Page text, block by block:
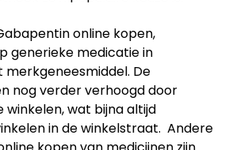
online kopen,
generieke medicatie in
De
nog verder verhoogd door
winkelen, wat bijna altijd
in de winkelstraat. Andere